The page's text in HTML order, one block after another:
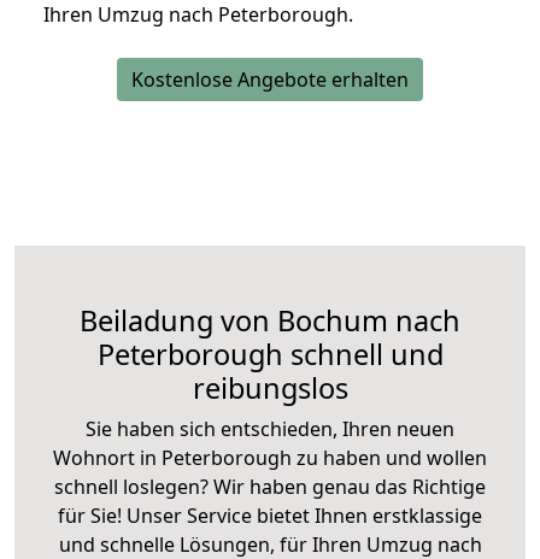
Ihren Umzug nach Peterborough.
Kostenlose Angebote erhalten
Beiladung von Bochum nach
Peterborough schnell und
reibungslos
Sie haben sich entschieden, Ihren neuen
Wohnort in Peterborough zu haben und wollen
schnell loslegen? Wir haben genau das Richtige
für Sie! Unser Service bietet Ihnen erstklassige
und schnelle Lösungen, für Ihren Umzug nach